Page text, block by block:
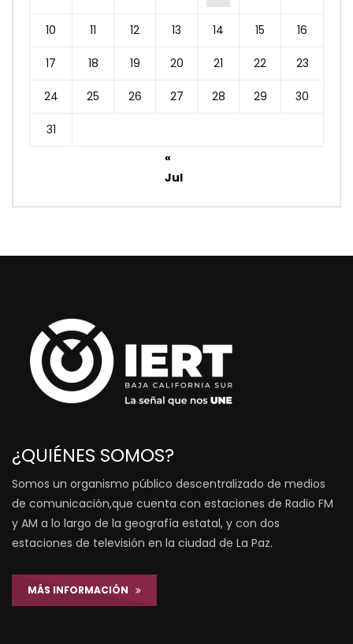
10 11 12 13 14 15 16
17 18 19 20 21 22 23
24 25 26 27 28 29 30
31
«
Jul
¿QUIÉNES SOMOS?
Somos un organismo público descentralizado de medios
de comunicación,que cuenta con estaciones de Radio FM
y AM a lo largo de la geografía estatal, y con dos
estaciones de televisión en la ciudad de La Paz.
MÁS INFORMACIÓN